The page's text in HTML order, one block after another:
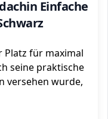
Einfache
Platz für maximal
seine praktische
versehen wurde,